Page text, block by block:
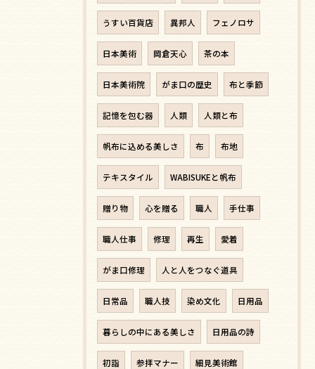
うすい百貨店 異邦人 フェノロサ
日本美術 岡倉天心 茶の本
日本美術院 がま口の歴史 布と季節
記憶を包む器 人類 人類と布
帆布に込める美しさ 布 布地
テキスタイル WABISUKEと帆布
贈り物 心を贈る 職人 手仕事
職人仕事 修理 再生 愛着
がま口修理 人と人をつなぐ道具
日常品 職人技 染め文化 日用品
暮らしの中にある美しさ 日用品の詩
初詣 参拝マナー 細見美術館